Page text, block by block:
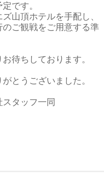
です。
山頂ホテルを手配し、
ご観戦をご用意する準
待ちしております。
とうございました。
スタッフ一同